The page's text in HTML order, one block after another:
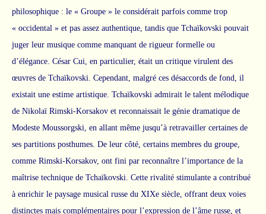
philosophique : le « Groupe » le considérait parfois comme trop
« occidental » et pas assez authentique, tandis que Tchaïkovski pouvait
juger leur musique comme manquant de rigueur formelle ou
d’élégance. César Cui, en particulier, était un critique virulent des
œuvres de Tchaïkovski. Cependant, malgré ces désaccords de fond, il
existait une estime artistique. Tchaïkovski admirait le talent mélodique
de Nikolaï Rimski-Korsakov et reconnaissait le génie dramatique de
Modeste Moussorgski, en allant même jusqu’à retravailler certaines de
ses partitions posthumes. De leur côté, certains membres du groupe,
comme Rimski-Korsakov, ont fini par reconnaître l’importance de la
maîtrise technique de Tchaïkovski. Cette rivalité stimulante a contribué
à enrichir le paysage musical russe du XIXe siècle, offrant deux voies
distinctes mais complémentaires pour l’expression de l’âme russe, et